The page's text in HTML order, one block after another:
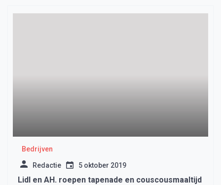
Bedrijven
Redactie 5 oktober 2019
Lidl en AH. roepen tapenade en couscousmaaltijd